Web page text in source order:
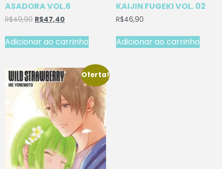
ASADORA VOL.6
R$49,90 R$47,40
Adicionar ao carrinho
KAIJIN FUGEKI VOL. 02
R$46,90
Adicionar ao carrinho
Oferta!